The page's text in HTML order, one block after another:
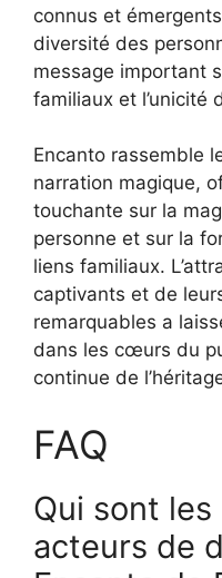
connus et
diversité des
message important
familiaux et l’unicité
Encanto rassemble
narration magique,
touchante sur la
personne et sur la
liens familiaux.
captivants et de
remarquables a
dans les cœurs du
continue de
FAQ
Qui sont
acteurs de